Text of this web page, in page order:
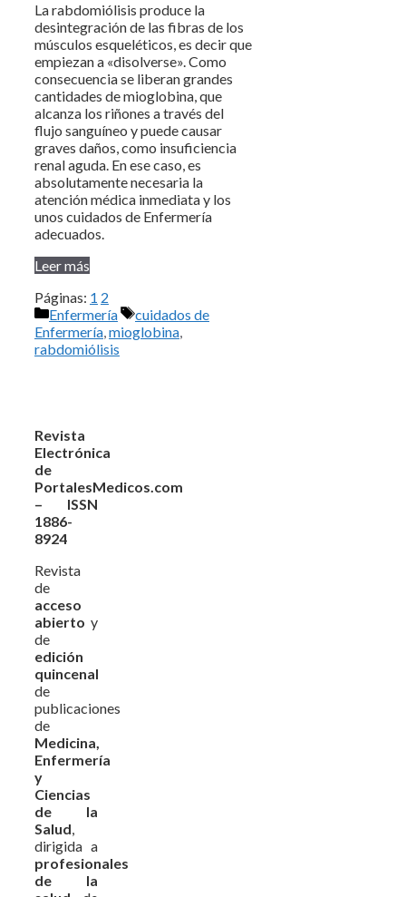
La rabdomiólisis produce la
desintegración de las fibras de los
músculos esqueléticos, es decir que
empiezan a «disolverse». Como
consecuencia se liberan grandes
cantidades de mioglobina, que
alcanza los riñones a través del
flujo sanguíneo y puede causar
graves daños, como insuficiencia
renal aguda. En ese caso, es
absolutamente necesaria la
atención médica inmediata y los
unos cuidados de Enfermería
adecuados.
Leer más
Páginas: 1 2
Categorías
Enfermería Etiquetas
cuidados de
Enfermería,mioglobina,
rabdomiólisis
Revista
Electrónica
de
PortalesMedicos.com
– ISSN
1886-
8924
Revista
de
acceso
abierto y
de
edición
quincenal
de
publicaciones
de
Medicina,
Enfermería
y
Ciencias
de la
Salud,
dirigida a
profesionales
de la